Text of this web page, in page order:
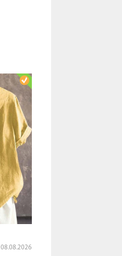
08.08.2026